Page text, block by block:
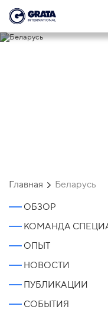
Главная Беларусь
ОБЗОР
КОМАНДА
ОПЫТ
НОВОСТИ
ПУБЛИКАЦИИ
СОБЫТИЯ